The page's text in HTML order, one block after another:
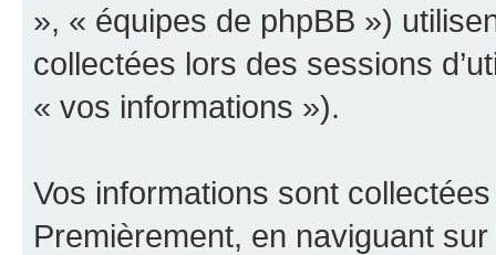
», « équipes de phpBB »)
collectées lors des sessions
« vos informations »).
Vos informations sont
Premièrement, en naviguant